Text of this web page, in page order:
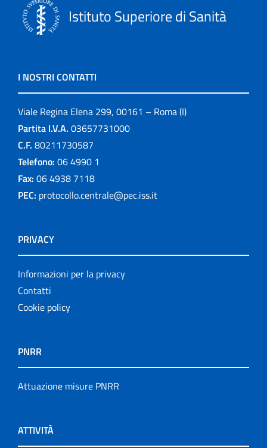
Istituto Superiore di Sanità
I NOSTRI CONTATTI
Viale Regina Elena 299, 00161 – Roma (I)
Partita I.V.A. 03657731000
C.F. 80211730587
Telefono: 06 4990 1
Fax: 06 4938 7118
PEC: protocollo.centrale@pec.iss.it
PRIVACY
Informazioni per la privacy
Contatti
Cookie policy
PNRR
Attuazione misure PNRR
ATTIVITÀ